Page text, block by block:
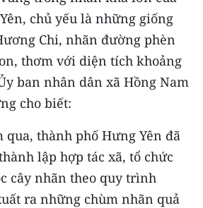
chủ yếu là những giống
Chi, nhãn đường phèn
thơm với diện tích khoảng
ban nhân dân xã Hồng Nam
cho biết:
thành phố Hưng Yên đã
lập hợp tác xã, tổ chức
cây nhãn theo quy trình
ra những chùm nhãn quả